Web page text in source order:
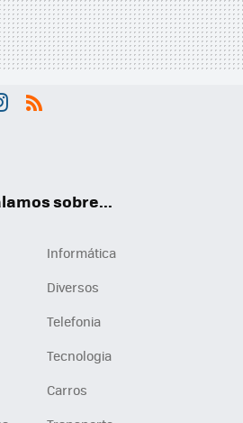
sobre...
Informática
Diversos
Telefonia
Tecnologia
Carros